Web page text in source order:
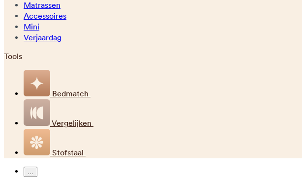
Matrassen
Accessoires
Mini
Verjaardag
Tools
Bedmatch
Vergelijken
Stofstaal
...